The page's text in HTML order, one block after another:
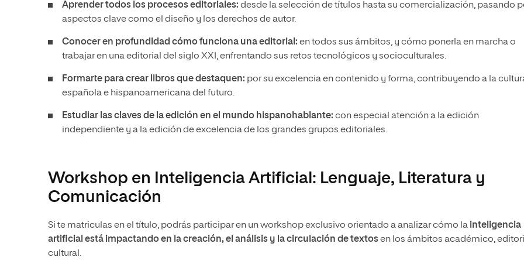
Aprender todos los procesos editoriales: desde la selección de títulos hasta su comercialización, pasando
aspectos clave como el diseño y los derechos de autor.
Conocer en profundidad cómo funciona una editorial: en todos sus ámbitos, y cómo ponerla en marcha o
trabajar en una editorial del siglo XXI, enfrentando sus retos tecnológicos y socioculturales.
Formarte para crear libros que destaquen: por su excelencia en contenido y forma, contribuyendo a la
española e hispanoamericana del futuro.
Estudiar las claves de la edición en el mundo hispanohablante: con especial atención a la edición
independiente y a la edición de excelencia de los grandes grupos editoriales.
Workshop en Inteligencia Artificial: Lenguaje, Literatura y
Comunicación
Si te matriculas en el título, podrás participar en un workshop exclusivo orientado a analizar cómo la inteligencia
artificial está impactando en la creación, el análisis y la circulación de textosen los ámbitos académico,
cultural.